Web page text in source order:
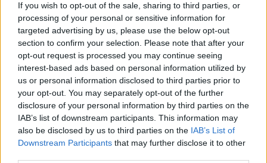
If you wish to opt-out of the sale, sharing to third parties, or
processing of your personal or sensitive information for
targeted advertising by us, please use the below opt-out
section to confirm your selection. Please note that after your
opt-out request is processed you may continue seeing
interest-based ads based on personal information utilized by
us or personal information disclosed to third parties prior to
your opt-out. You may separately opt-out of the further
disclosure of your personal information by third parties on the
IAB’s list of downstream participants. This information may
also be disclosed by us to third parties on the IAB’s List of
Downstream Participants that may further disclose it to other
anrikas eller förvaras. Det som på ytan låter som
ett "prec...
Börja prenumerera för att läsa detta innehåll.
Starta din prenumerationhär
Eller logga in på ditt konto nedan: